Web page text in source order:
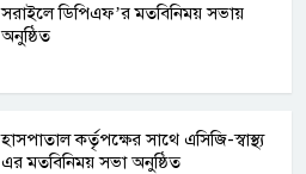
সরাইলে ডিপিএফ’র মতবিনিময় সভায়
অনুষ্ঠিত
হাসপাতাল কর্তৃপক্ষের সাথে এসিজি-স্বাস্থ্য
এর মতবিনিময় সভা অনুষ্ঠিত